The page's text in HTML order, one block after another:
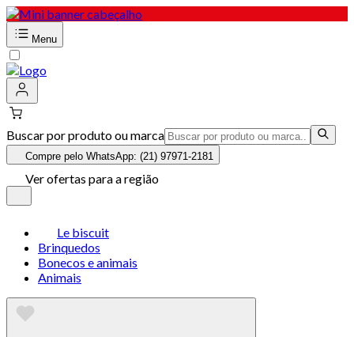
Menu
Buscar por produto ou marca
Compre pelo WhatsApp: (21) 97971-2181
Ver ofertas para a região
Le biscuit
Brinquedos
Bonecos e animais
Animais